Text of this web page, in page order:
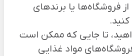
فروشگاه‌ها یا برند‌های
تا جایی که ممکن است
مواد غذایی